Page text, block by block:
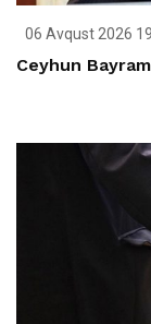
06 Avqust 2026
Ceyhun